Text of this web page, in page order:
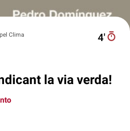
Clima 4′
la via verda!